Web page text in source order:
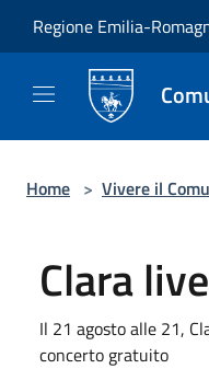
Regione Emilia-
Home > Vivere il
Clara
Il 21 agosto alle 21,
concerto gratuito